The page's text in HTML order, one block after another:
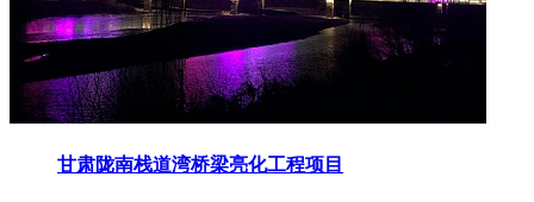
甘肃陇南栈道湾桥梁亮化工程项目